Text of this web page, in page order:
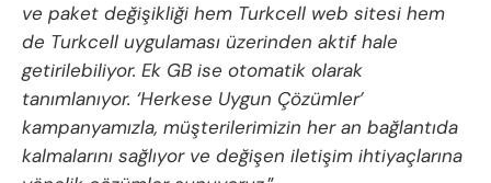
ve paket değişikliği hem Turkcell web sitesi hem
de Turkcell uygulaması üzerinden aktif hale
getirilebiliyor. Ek GB ise otomatik olarak
tanımlanıyor. ‘Herkese Uygun Çözümler’
kampanyamızla, müşterilerimizin her an bağlantıda
kalmalarını sağlıyor ve değişen iletişim ihtiyaçlarına